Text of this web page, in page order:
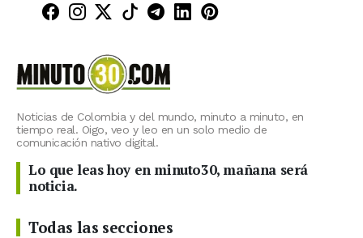
Minuto30 en Facebook
Minuto30 en Instagram
Minuto30 en X (Twitter)
Minuto30 en TikTok
Canal de Minuto30 en
Minuto30 en LinkedIn
Minuto30 en
Noticias de Colombia y del mundo, minuto a minuto, en
tiempo real. Oigo, veo y leo en un solo medio de
comunicación nativo digital.
Lo que leas hoy en minuto30, mañana será
noticia.
Todas las secciones